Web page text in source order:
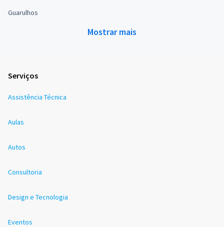
Guarulhos
Mostrar mais
Serviços
Assistência Técnica
Aulas
Autos
Consultoria
Design e Tecnologia
Eventos